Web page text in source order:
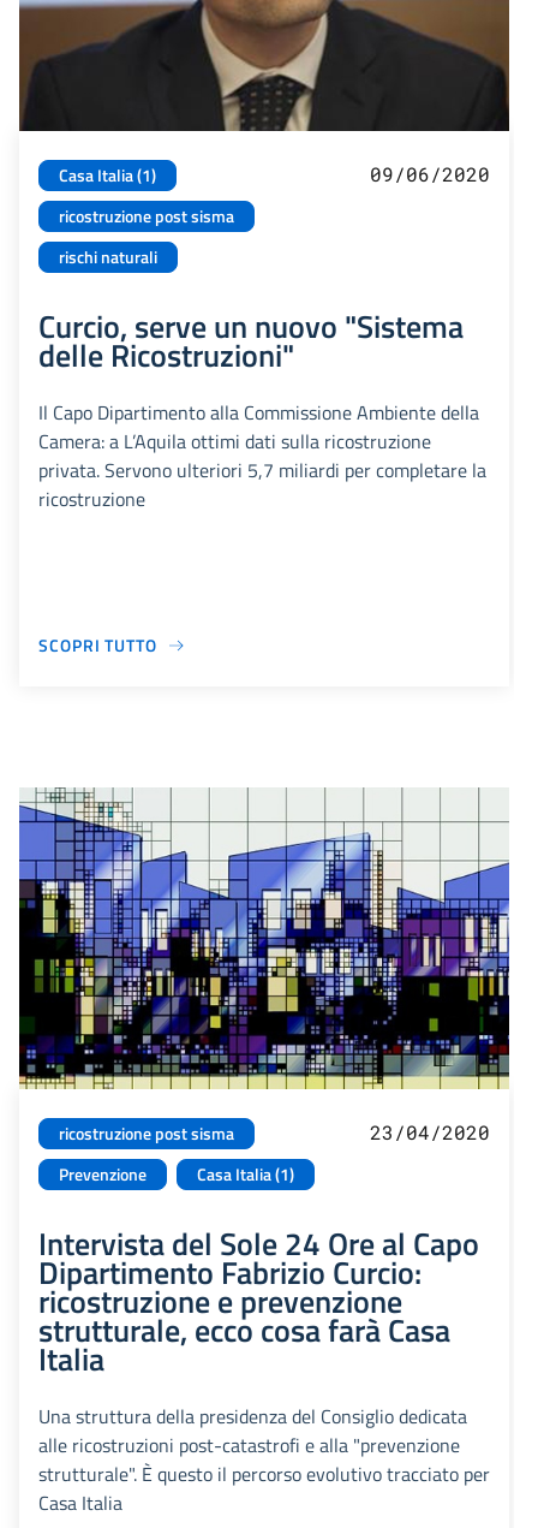
Casa Italia (1)
ricostruzione post sisma
rischi naturali
09/06/2020
Curcio, serve un nuovo "Sistema
delle Ricostruzioni"
Il Capo Dipartimento alla Commissione Ambiente della
Camera: a L’Aquila ottimi dati sulla ricostruzione
privata. Servono ulteriori 5,7 miliardi per completare la
ricostruzione
SCOPRI TUTTO
ricostruzione post sisma
Prevenzione
Casa Italia (1)
23/04/2020
Intervista del Sole 24 Ore al Capo
Dipartimento Fabrizio Curcio:
ricostruzione e prevenzione
strutturale, ecco cosa farà Casa
Italia
Una struttura della presidenza del Consiglio dedicata
alle ricostruzioni post-catastrofi e alla "prevenzione
strutturale". È questo il percorso evolutivo tracciato per
Casa Italia